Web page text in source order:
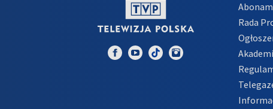
Rada